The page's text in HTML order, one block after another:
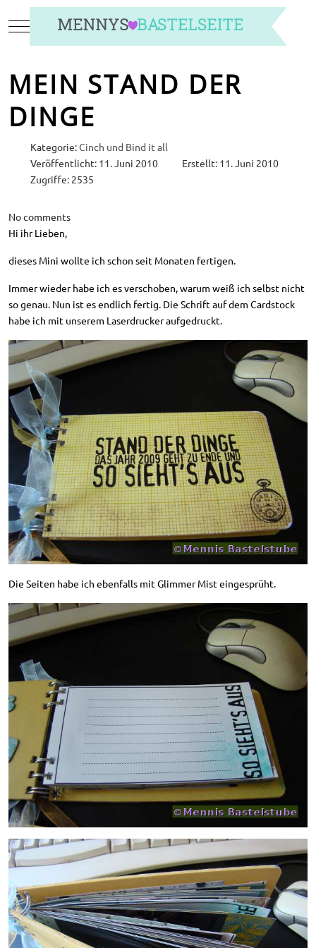
Mobile Menu Toggle
MEIN STAND DER
DINGE
Kategorie:Cinch und Bind it all
Veröffentlicht: 11. Juni 2010
Erstellt: 11. Juni 2010
Zugriffe: 2535
No comments
Hi ihr Lieben,
dieses Mini wollte ich schon seit Monaten fertigen.
Immer wieder habe ich es verschoben, warum weiß ich selbst nicht
so genau. Nun ist es endlich fertig. Die Schrift auf dem Cardstock
habe ich mit unserem Laserdrucker aufgedruckt.
Die Seiten habe ich ebenfalls mit Glimmer Mist eingesprüht.